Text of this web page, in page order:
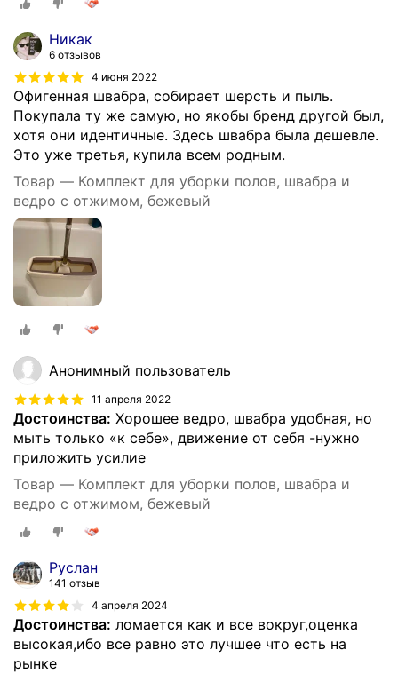
Никак
6 отзывов
4 июня 2022
Офигенная швабра, собирает шерсть и пыль.
Покупала ту же самую, но якобы бренд другой был,
хотя они идентичные. Здесь швабра была дешевле.
Это уже третья, купила всем родным.
Товар — Комплект для уборки полов, швабра и
ведро с отжимом, бежевый
Анонимный пользователь
11 апреля 2022
Достоинства: Хорошее ведро, швабра удобная, но
мыть только «к себе», движение от себя -нужно
приложить усилие
Товар — Комплект для уборки полов, швабра и
ведро с отжимом, бежевый
Руслан
141 отзыв
4 апреля 2024
Достоинства: ломается как и все вокруг,оценка
высокая,ибо все равно это лучшее что есть на
рынке